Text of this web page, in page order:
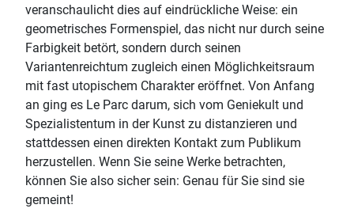
veranschaulicht dies auf eindrückliche Weise: ein
geometrisches Formenspiel, das nicht nur durch seine
Farbigkeit betört, sondern durch seinen
Variantenreichtum zugleich einen Möglichkeitsraum
mit fast utopischem Charakter eröffnet. Von Anfang
an ging es Le Parc darum, sich vom Geniekult und
Spezialistentum in der Kunst zu distanzieren und
stattdessen einen direkten Kontakt zum Publikum
herzustellen. Wenn Sie seine Werke betrachten,
können Sie also sicher sein: Genau für Sie sind sie
gemeint!